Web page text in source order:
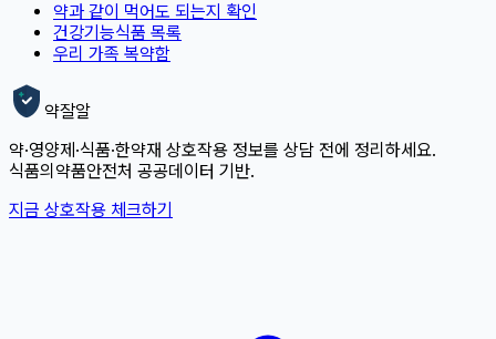
약과 같이 먹어도 되는지 확인
건강기능식품 목록
우리 가족 복약함
약잘알
약·영양제·식품·한약재 상호작용 정보를 상담 전에 정리하세요.
식품의약품안전처 공공데이터 기반.
지금 상호작용 체크하기